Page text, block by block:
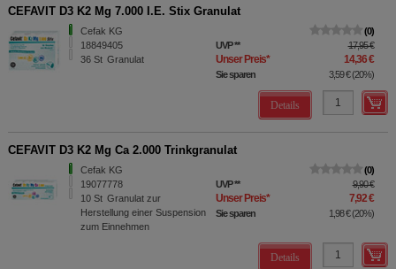
CEFAVIT D3 K2 Mg 7.000 I.E. Stix Granulat
Cefak KG
18849405
36 St Granulat
0
UVP** 17,95 €
Unser Preis* 14,36 €
Sie sparen 3,59 €(20%)
Details
CEFAVIT D3 K2 Mg Ca 2.000 Trinkgranulat
Cefak KG
19077778
10 St Granulat zur
Herstellung einer Suspension
zum Einnehmen
0
UVP** 9,90 €
Unser Preis* 7,92 €
Sie sparen 1,98 €(20%)
Details